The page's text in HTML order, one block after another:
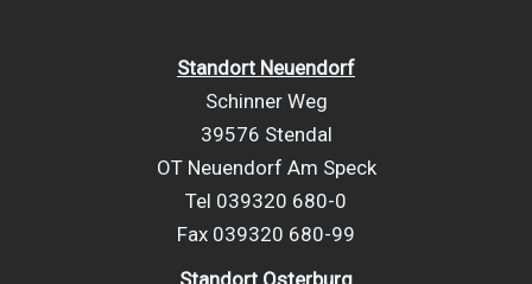
Standort Neuendorf
Schinner Weg
39576 Stendal
OT Neuendorf Am Speck
Tel 039320 680-0
Fax 039320 680-99